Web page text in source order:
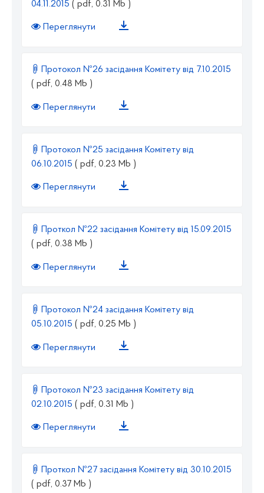
04.11.2015 ( pdf, 0.31 Mb )
Переглянути
Протокол №26 засідання Комітету від 7.10.2015
( pdf, 0.48 Mb )
Переглянути
Протокол №25 засідання Комітету від
06.10.2015 ( pdf, 0.23 Mb )
Переглянути
Проткол №22 засідання Комітету від 15.09.2015
( pdf, 0.38 Mb )
Переглянути
Протокол №24 засідання Комітету від
05.10.2015 ( pdf, 0.25 Mb )
Переглянути
Протокол №23 засідання Комітету від
02.10.2015 ( pdf, 0.31 Mb )
Переглянути
Проткол №27 засідання Комітету від 30.10.2015
( pdf, 0.37 Mb )